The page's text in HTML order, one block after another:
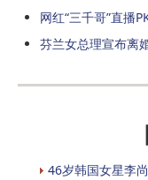
网红“三千哥”直播
芬兰女总理宣布离
46岁韩国女星李